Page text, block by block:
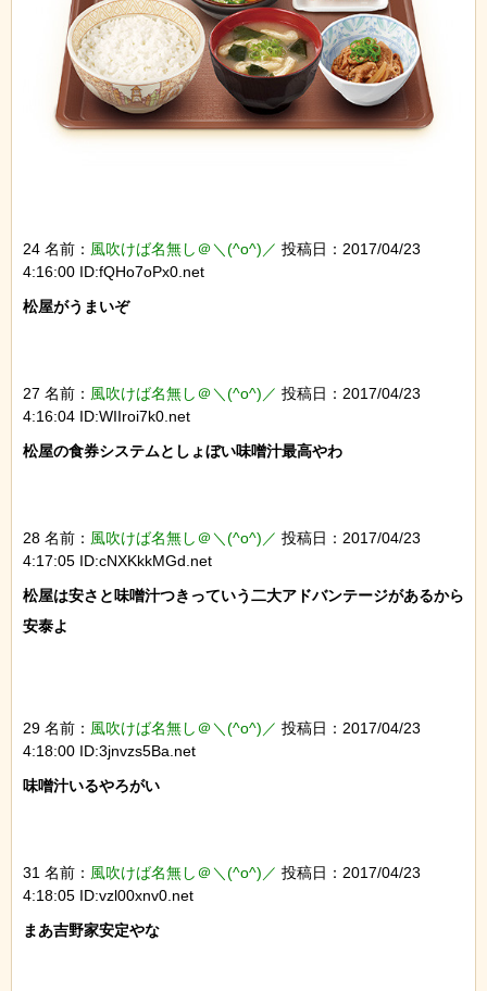
24 名前： 風吹けば名無し＠＼(^o^)／ 投稿日：2017/04/23
4:16:00 ID:fQHo7oPx0.net
松屋がうまいぞ
27 名前： 風吹けば名無し＠＼(^o^)／ 投稿日：2017/04/23
4:16:04 ID:WIIroi7k0.net
松屋の食券システムとしょぼい味噌汁最高やわ
28 名前： 風吹けば名無し＠＼(^o^)／ 投稿日：2017/04/23
4:17:05 ID:cNXKkkMGd.net
松屋は安さと味噌汁つきっていう二大アドバンテージがあるから
安泰よ
29 名前： 風吹けば名無し＠＼(^o^)／ 投稿日：2017/04/23
4:18:00 ID:3jnvzs5Ba.net
味噌汁いるやろがい
31 名前： 風吹けば名無し＠＼(^o^)／ 投稿日：2017/04/23
4:18:05 ID:vzl00xnv0.net
まあ吉野家安定やな